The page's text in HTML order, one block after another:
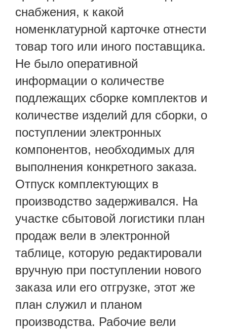
снабжения, к какой
номенклатурной карточке отнести
товар того или иного поставщика.
Не было оперативной
информации о количестве
подлежащих сборке комплектов и
количестве изделий для сборки, о
поступлении электронных
компонентов, необходимых для
выполнения конкретного заказа.
Отпуск комплектующих в
производство задерживался. На
участке сбытовой логистики план
продаж вели в электронной
таблице, которую редактировали
вручную при поступлении нового
заказа или его отгрузке, этот же
план служил и планом
производства. Рабочие вели